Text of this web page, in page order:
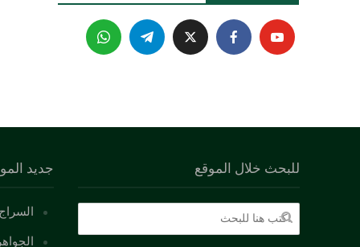
جديد للبحث خلال الموقع